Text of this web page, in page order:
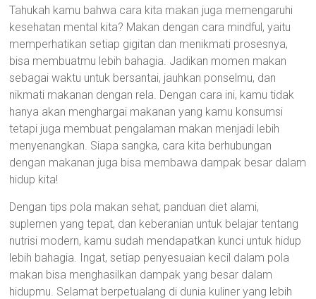
Tahukah kamu bahwa cara kita makan juga memengaruhi
kesehatan mental kita? Makan dengan cara mindful, yaitu
memperhatikan setiap gigitan dan menikmati prosesnya,
bisa membuatmu lebih bahagia. Jadikan momen makan
sebagai waktu untuk bersantai, jauhkan ponselmu, dan
nikmati makanan dengan rela. Dengan cara ini, kamu tidak
hanya akan menghargai makanan yang kamu konsumsi
tetapi juga membuat pengalaman makan menjadi lebih
menyenangkan. Siapa sangka, cara kita berhubungan
dengan makanan juga bisa membawa dampak besar dalam
hidup kita!
Dengan tips pola makan sehat, panduan diet alami,
suplemen yang tepat, dan keberanian untuk belajar tentang
nutrisi modern, kamu sudah mendapatkan kunci untuk hidup
lebih bahagia. Ingat, setiap penyesuaian kecil dalam pola
makan bisa menghasilkan dampak yang besar dalam
hidupmu. Selamat berpetualang di dunia kuliner yang lebih